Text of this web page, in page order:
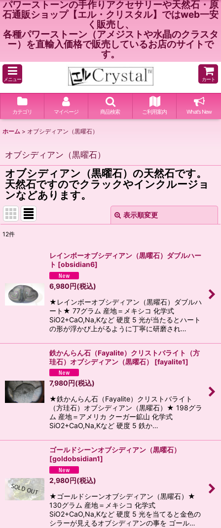
パワーストーンの手作りアクセサリーや天然石・原
石通販ショップ【エル・クリスタル】ではweb一安
く販売し、
各種パワーストーン（アメジストや水晶のクラスタ
ー）を直輸入価格で販売しているお店のサイトで
す。
メニュー カート
カテゴリ マイページ 商品検索 ご利用案内 What's New
ホーム > オブシディアン（黒曜石）
オブシディアン（黒曜石）
オブシディアン（黒曜石）の天然石です。
天然石ですのでクラックやインクルージョ
ンなどあります。
表示順変更
絞り込む
12件
レインボーオブシディアン（黒曜石）ダブルハー
ト [obsidian6]
6,980円(税込)
★レインボーオブシディアン（黒曜石）ダブルハ
ート★ 77グラム 産地＝メキシコ 化学式
SiO2+CaO,Na,Kなど 硬度 5 光が当たるとハート
の形が浮かび上がるように丁寧に研磨され…
鉄かんらん石（Fayalite）クリストバライト（方
珪石）オブシディアン（黒曜石）
[fayalite1]
7,980円(税込)
★鉄かんらん石（Fayalite）クリストバライト
（方珪石）オブシディアン（黒曜石）★ 198グラ
ム 産地＝アメリカ クーガー鉱山 化学式
SiO2+CaO,Na,Kなど 硬度 5 鉄か…
ゴールドシーンオブシディアン（黒曜石）
[goldobsidian1]
2,980円(税込)
★ゴールドシーンオブシディアン（黒曜石）★
130グラム 産地＝メキシコ 化学式
SiO2+CaO,Na,Kなど 硬度 5 光を当てると金色の
シラーが見えるオブシディアンの事を ゴール…